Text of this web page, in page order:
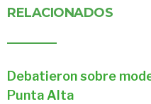
RELACIONADOS
Debatieron sobre
Punta Alta